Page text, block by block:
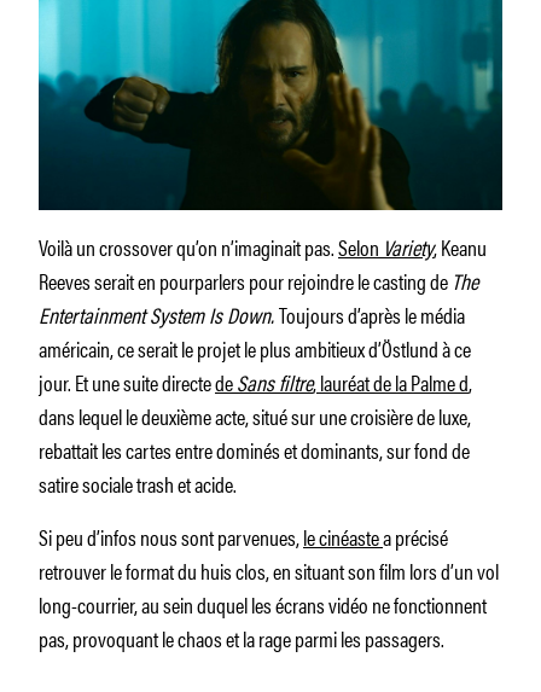
Voilà un crossover qu’on n’imaginait pas.Selon Variety, Keanu
Reeves serait en pourparlers pour rejoindre le casting de The
Entertainment System Is Down.Toujours d’après le média
américain, ce serait le projet le plus ambitieux d’Östlund à ce
jour. Et une suite directedeSans filtre, lauréat de la Palme d,
dans lequel le deuxième acte, situé sur une croisière de luxe,
rebattait les cartes entre dominés et dominants, sur fond de
satire sociale trash et acide.
Si peu d’infos nous sont parvenues,le cinéastea précisé
retrouver le format du huis clos, en situant son film lors d’un vol
long-courrier, au sein duquel les écrans vidéo ne fonctionnent
pas, provoquant le chaos et la rage parmi les passagers.